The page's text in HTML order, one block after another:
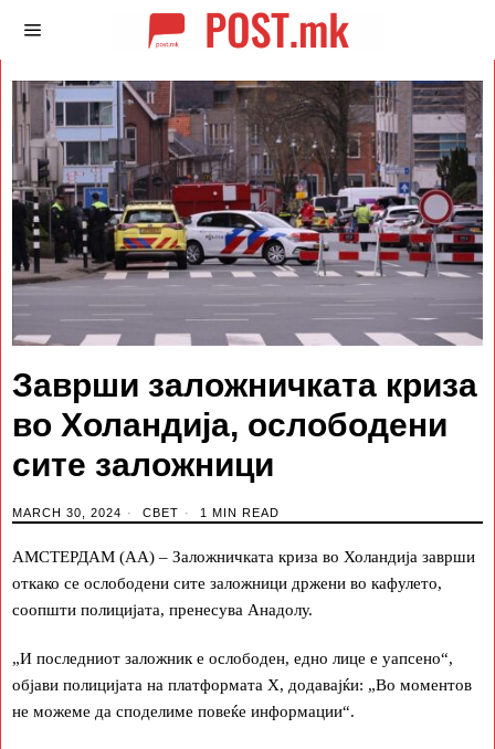
Заврши заложничката криза
во Холандија, ослободени
сите заложници
MARCH 30, 2024 СВЕТ 1 MIN READ
АМСТЕРДАМ (АА) – Заложничката криза во Холандија заврши
откако се ослободени сите заложници држени во кафулето,
соопшти полицијата, пренесува Анадолу.
„И последниот заложник е ослободен, едно лице е уапсено“,
објави полицијата на платформата Х, додавајќи: „Во моментов
не можеме да споделиме повеќе информации“.